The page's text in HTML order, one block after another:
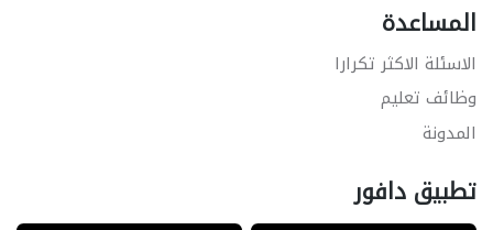
المساعدة
الاسئلة الاكثر تكرارا
وظائف تعليم
المدونة
تطبيق دافور